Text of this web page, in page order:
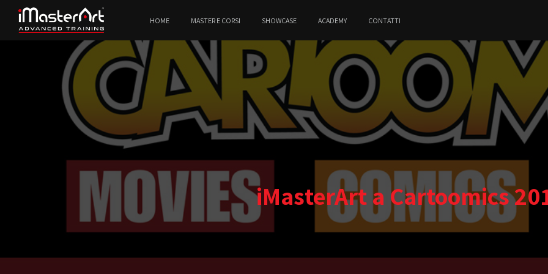
HOME MASTER E CORSI SHOWCASE ACADEMY CONTATTI
iMasterArt a Cartoomics